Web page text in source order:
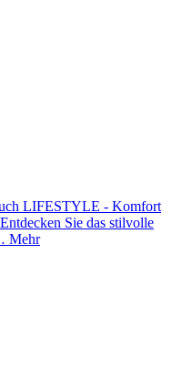
LIFESTYLE - Komfort
Sie das stilvolle
Mehr